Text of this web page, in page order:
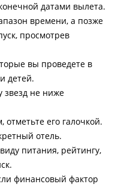
датами вылета.
времени, а позже
просмотрев
вы проведете в
детей.
звезд не ниже
отметьте его галочкой.
отель.
питания, рейтингу,
финансовый фактор